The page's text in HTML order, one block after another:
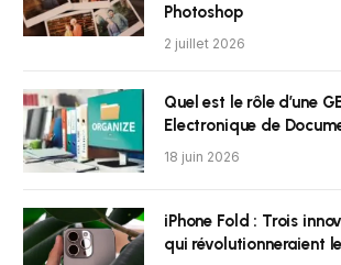
Photoshop
2 juillet 2026
Quel est le rôle d’une
Electronique de
18 juin 2026
iPhone Fold : Trois
qui révolutionneraient